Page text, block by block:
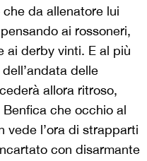
da allenatore lui
ai rossoneri,
ai derby vinti. E al più
delle
allora ritroso,
che occhio al
vede l’ora di strapparti
con disarmante